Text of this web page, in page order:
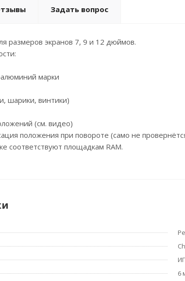
Задать вопрос
размеров экранов 7, 9 и 12 дюймов.
марки
шарики, винтики)
(см. видео)
положения при повороте (само не
соответствуют площадкам RAM.
6